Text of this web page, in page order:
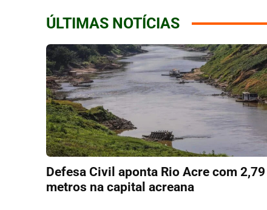
ÚLTIMAS NOTÍCIAS
Defesa Civil aponta Rio Acre com 2,79
metros na capital acreana